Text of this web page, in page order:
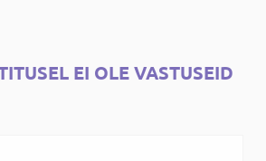
EI OLE VASTUSEID